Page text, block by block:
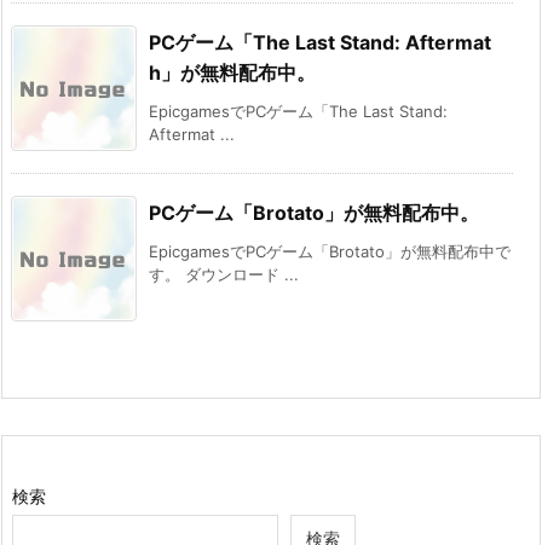
PCゲーム「The Last Stand: Aftermat
h」が無料配布中。
EpicgamesでPCゲーム「The Last Stand:
Aftermat ...
PCゲーム「Brotato」が無料配布中。
EpicgamesでPCゲーム「Brotato」が無料配布中で
す。 ダウンロード ...
検索
検索